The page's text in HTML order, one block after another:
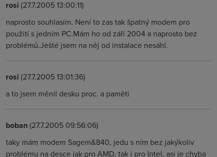
rosi (27.7.2005 13:00:11)
naprosto souhlasím. Není to zas tak špatný modem pro
použití s jedním PC.Mám ho od září 2004 a naprosto bez
problémů.Ješté jsem na něj od instalace nesáhl.
rosi (27.7.2005 13:01:36)
a to jsem měnil desku proc. a paměti
boban(27.7.2005 09:56:06)
taky mám modem Sagem&840, jedu s ním bez jakýkoliv
problému na desce jak pro AMD, tak i pro Intel, asi je chyba